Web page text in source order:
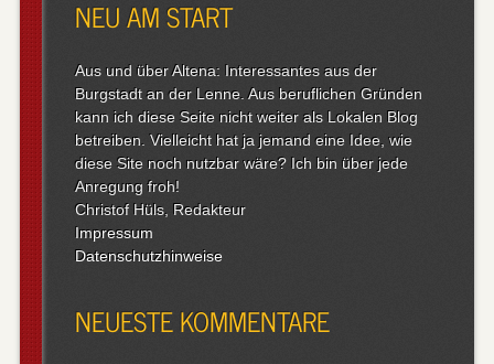
NEU AM START
Aus und über Altena: Interessantes aus der
Burgstadt an der Lenne. Aus beruflichen Gründen
kann ich diese Seite nicht weiter als Lokalen Blog
betreiben. Vielleicht hat ja jemand eine Idee, wie
diese Site noch nutzbar wäre? Ich bin über jede
Anregung froh!
Christof Hüls, Redakteur
Impressum
Datenschutzhinweise
NEUESTE KOMMENTARE